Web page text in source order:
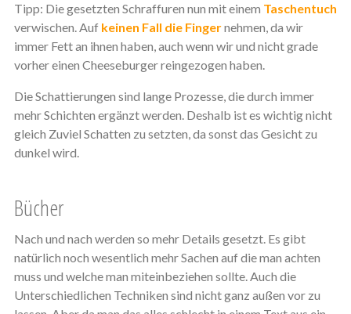
Tipp: Die gesetzten Schraffuren nun mit einem Taschentuch
verwischen. Auf keinen Fall die Fingernehmen, da wir
immer Fett an ihnen haben, auch wenn wir und nicht grade
vorher einen Cheeseburger reingezogen haben.
Die Schattierungen sind lange Prozesse, die durch immer
mehr Schichten ergänzt werden. Deshalb ist es wichtig nicht
gleich Zuviel Schatten zu setzten, da sonst das Gesicht zu
dunkel wird.
Bücher
Nach und nach werden so mehr Details gesetzt. Es gibt
natürlich noch wesentlich mehr Sachen auf die man achten
muss und welche man miteinbeziehen sollte. Auch die
Unterschiedlichen Techniken sind nicht ganz außen vor zu